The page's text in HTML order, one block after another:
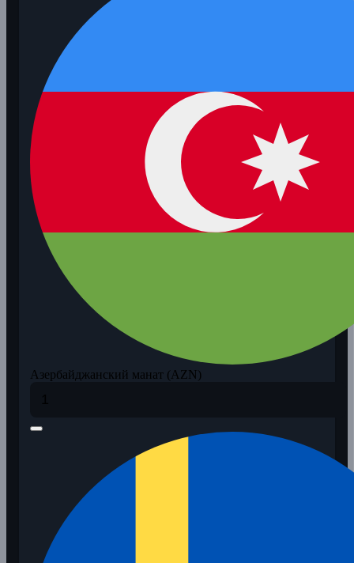
Азербайджанский манат (AZN)